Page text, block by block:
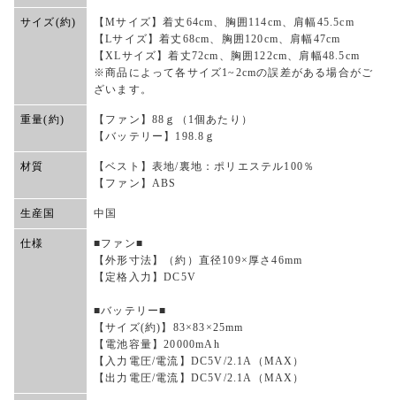
サイズ(約)
【Mサイズ】着丈64cm、胸囲114cm、肩幅45.5cm
【Lサイズ】着丈68cm、胸囲120cm、肩幅47cm
【XLサイズ】着丈72cm、胸囲122cm、肩幅48.5cm
※商品によって各サイズ1~2cmの誤差がある場合がご
ざいます。
重量(約)
【ファン】88ｇ（1個あたり）
【バッテリー】198.8ｇ
材質
【ベスト】表地/裏地：ポリエステル100％
【ファン】ABS
生産国 中国
仕様
■ファン■
【外形寸法】（約）直径109×厚さ46mm
【定格入力】DC5V
■バッテリー■
【サイズ(約)】83×83×25mm
【電池容量】20000mAh
【入力電圧/電流】DC5V/2.1A（MAX）
【出力電圧/電流】DC5V/2.1A（MAX）